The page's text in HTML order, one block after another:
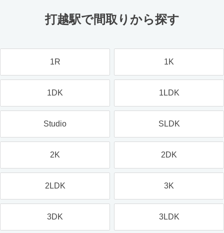
打越駅で間取りから探す
1R 1K
1DK 1LDK
Studio SLDK
2K 2DK
2LDK 3K
3DK 3LDK